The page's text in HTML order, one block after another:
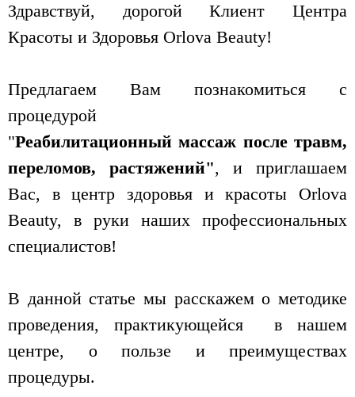
Здравствуй, дорогой Клиент Центра
Красоты и Здоровья Orlova Beauty!
Предлагаем Вам познакомиться с
процедурой
"Реабилитационный массаж после травм,
переломов, растяжений", и приглашаем
Вас, в центр здоровья и красоты Orlova
Beauty, в руки наших профессиональных
специалистов!
В данной статье мы расскажем о методике
проведения, практикующейся в нашем
центре, о пользе и преимуществах
процедуры.